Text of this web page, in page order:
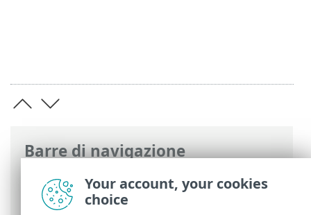
Barre di navigazione
Guida online ESET>ESET Cyber Security
Preferenze dell’applicazione
Your account, your cookies
choice